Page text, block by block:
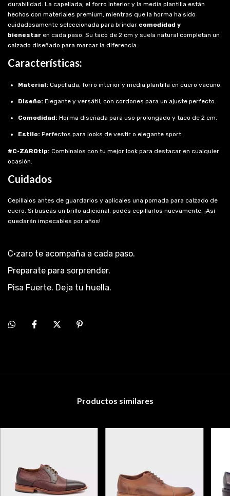
durabilidad. La capellada, el forro interior y la media plantilla están
hechos con materiales premium, mientras que la horma ha sido
cuidadosamente seleccionada para brindar comodidad y
bienestar en cada paso. Su taco de 2 cm y suela natural completan un
calzado diseñado para marcar la diferencia.
Características:
Material: Capellada, forro interior y media plantilla en cuero vacuno.
Diseño: Elegante y versátil, con cordones para un ajuste perfecto.
Comodidad: Horma diseñada para uso prolongado y taco de 2 cm.
Estilo: Perfectos para looks de vestir o elegante sport.
#C·ZAROtip: Combinalos con tu mejor look para destacar en cualquier
ocasión.
Cuidados
Cepillalos antes de guardarlos y aplicales una pomada para calzado de
cuero. Si buscás un brillo adicional, podés cepillarlos nuevamente. ¡Así
quedarán impecables por años!
C·zaro te acompaña a cada paso.
Preparate para sorprender.
Pisa Fuerte. Deja tu huella.
Productos similares